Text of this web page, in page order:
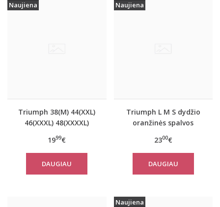
Naujiena
Triumph 38(M) 44(XXL)
46(XXXL) 48(XXXXL)
spalvos marškinėliai Be
Pure Shirt 02
1999€
DAUGIAU
Naujiena
Triumph L M S dydžio
oranžinės spalvos
marškinėliai women
move FLOW LIGHT Tank
Top
2300€
DAUGIAU
Naujiena